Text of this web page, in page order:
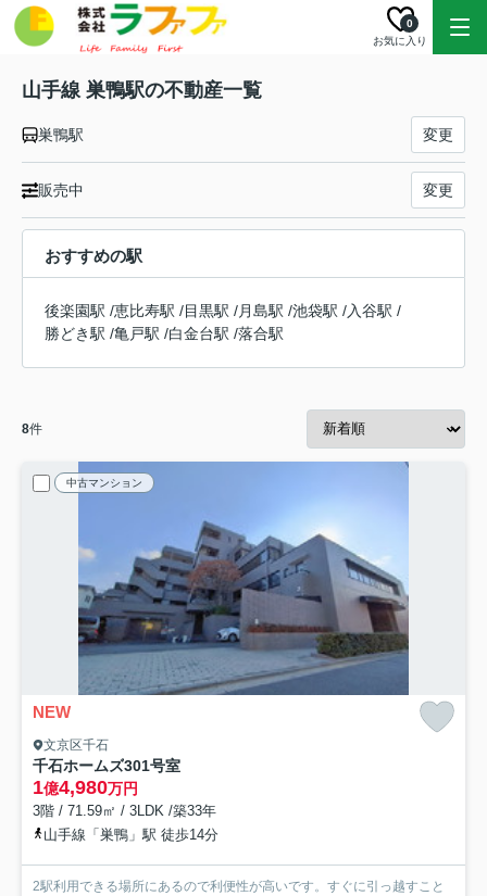
お気に入り
0
山手線 巣鴨駅の不動産一覧
巣鴨駅 変更
販売中 変更
おすすめの駅
後楽園駅 /恵比寿駅 /目黒駅 /月島駅 /池袋駅 /入谷駅 /
勝どき駅 /亀戸駅 /白金台駅 /落合駅
8件
中古マンション
NEW
文京区千石
千石ホームズ301号室
1億4,980万円
3階 / 71.59㎡ / 3LDK /築33年
山手線「巣鴨」駅 徒歩14分
2駅利用できる場所にあるので利便性が高いです。すぐに引っ越すこと